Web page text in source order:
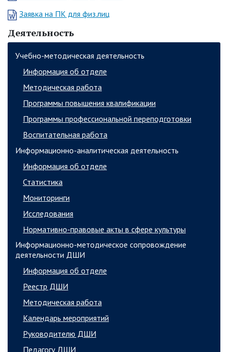
Деятельность
Учебно-методическая деятельность
Информация об отделе
Методическая работа
Программы повышения квалификации
Программы профессиональной переподготовки
Воспитательная работа
Информационно-аналитическая деятельность
Информация об отделе
Статистика
Мониторинги
Исследования
Нормативно-правовые акты в сфере культуры
Информационно-методическое сопровождение
деятельности ДШИ
Информация об отделе
Реестр ДШИ
Методическая работа
Календарь мероприятий
Руководителю ДШИ
Педагогу ДШИ
Заявка на ПК для физ.лиц